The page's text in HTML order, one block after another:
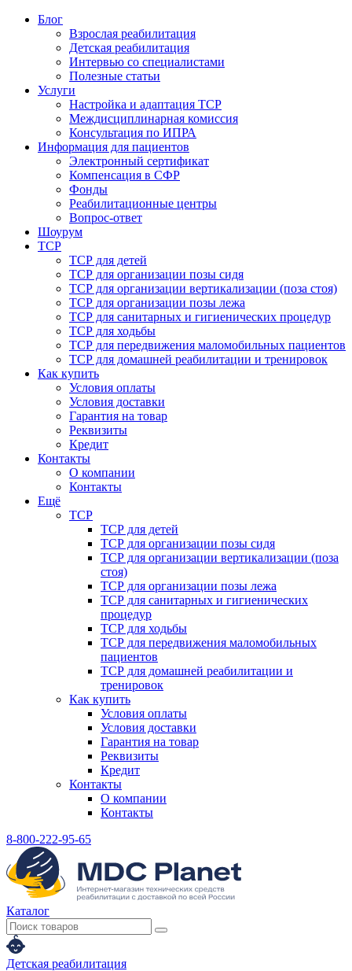
Блог
Взрослая реабилитация
Детская реабилитация
Интервью со специалистами
Полезные статьи
Услуги
Настройка и адаптация ТСР
Междисциплинарная комиссия
Консультация по ИПРА
Информация для пациентов
Электронный сертификат
Компенсация в СФР
Фонды
Реабилитационные центры
Вопрос-ответ
Шоурум
ТСР
ТСР для детей
ТСР для организации позы сидя
ТСР для организации вертикализации (поза стоя)
ТСР для организации позы лежа
ТСР для санитарных и гигиенических процедур
ТСР для ходьбы
ТСР для передвижения маломобильных пациентов
ТСР для домашней реабилитации и тренировок
Как купить
Условия оплаты
Условия доставки
Гарантия на товар
Реквизиты
Кредит
Контакты
О компании
Контакты
Ещё
ТСР
ТСР для детей
ТСР для организации позы сидя
ТСР для организации вертикализации (поза
стоя)
ТСР для организации позы лежа
ТСР для санитарных и гигиенических
процедур
ТСР для ходьбы
ТСР для передвижения маломобильных
пациентов
ТСР для домашней реабилитации и
тренировок
Как купить
Условия оплаты
Условия доставки
Гарантия на товар
Реквизиты
Кредит
Контакты
О компании
Контакты
8-800-222-95-65
Каталог
Детская реабилитация